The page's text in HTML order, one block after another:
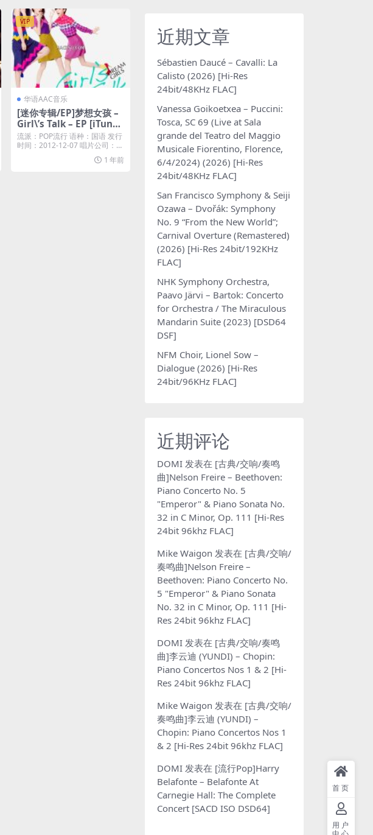
VIP
华语AAC音乐
[迷你专辑/EP]梦想女孩 –
Girl\’s Talk – EP [iTunes
Plus M4A]
流派：POP流行 语种：国语 发行
时间：2012-12-07 唱片公司：福
1 年前
近期文章
Sébastien Daucé – Cavalli: La
Calisto (2026) [Hi-Res
24bit/48KHz FLAC]
Vanessa Goikoetxea – Puccini:
Tosca, SC 69 (Live at Sala
grande del Teatro del Maggio
Musicale Fiorentino, Florence,
6/4/2024) (2026) [Hi-Res
24bit/48KHz FLAC]
San Francisco Symphony & Seiji
Ozawa – Dvořák: Symphony
No. 9 “From the New World”;
Carnival Overture (Remastered)
(2026) [Hi-Res 24bit/192KHz
FLAC]
NHK Symphony Orchestra,
Paavo Järvi – Bartok: Concerto
for Orchestra / The Miraculous
Mandarin Suite (2023) [DSD64
DSF]
NFM Choir, Lionel Sow –
Dialogue (2026) [Hi-Res
24bit/96KHz FLAC]
近期评论
DOMI 发表在 [古典/交响/奏鸣
曲]Nelson Freire – Beethoven:
Piano Concerto No. 5
"Emperor" & Piano Sonata No.
32 in C Minor, Op. 111 [Hi-Res
24bit 96khz FLAC]
Mike Waigon 发表在 [古典/交响/
奏鸣曲]Nelson Freire –
Beethoven: Piano Concerto No.
5 "Emperor" & Piano Sonata
No. 32 in C Minor, Op. 111 [Hi-
Res 24bit 96khz FLAC]
DOMI 发表在 [古典/交响/奏鸣
曲]李云迪 (YUNDI) – Chopin:
Piano Concertos Nos 1 & 2 [Hi-
Res 24bit 96khz FLAC]
Mike Waigon 发表在 [古典/交响/
奏鸣曲]李云迪 (YUNDI) –
Chopin: Piano Concertos Nos 1
& 2 [Hi-Res 24bit 96khz FLAC]
DOMI 发表在 [流行Pop]Harry
Belafonte – Belafonte At
Carnegie Hall: The Complete
Concert [SACD ISO DSD64]
首页
用户